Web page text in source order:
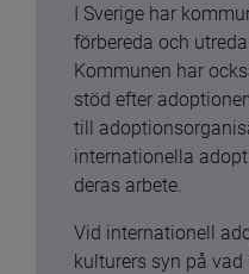
I Sverige har
förbereda och
Kommunen har
stöd efter
till
internationella
deras arbete.
Vid internationell
kulturers syn på